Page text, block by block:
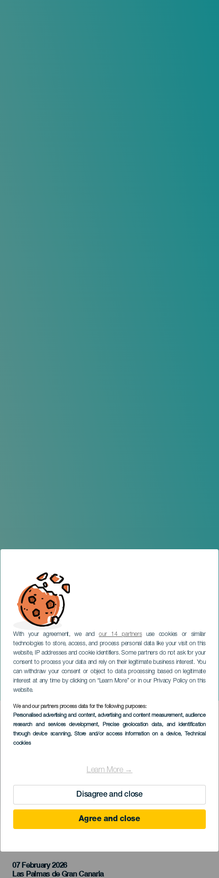
With your agreement, we andour 14 partnersuse cookies or similar
technologies to store, access, and process personal data like your visit on this
website, IP addresses and cookie identifiers. Some partners do not ask for your
consent to process your data and rely on their legitimate business interest. You
can withdraw your consent or object to data processing based on legitimate
interest at any time by clicking on “Learn More” or in our Privacy Policy on this
website.
We and our partners process data for the following purposes:
Personalised advertising and content, advertising and content measurement, audience
research and services development, Precise geolocation data, and identification
through device scanning, Store and/or access information on a device, Technical
cookies
Learn More →
Disagree and close
Agree and close
Kilian Viera koncerten
GRAN CANARIA
Imagen
Listado
07 February 2026
Localidad
Las Palmas de Gran Canaria